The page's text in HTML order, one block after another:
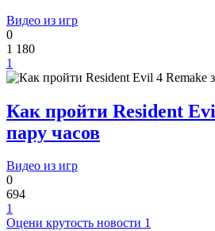
Видео из игр
0
1 180
1
Как пройти Resident
пару часов
Видео из игр
0
694
1
Оцени крутость новости 1